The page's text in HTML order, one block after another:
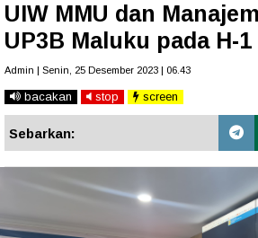
UIW MMU dan
UP3B Maluku pada H-1
Admin | Senin, 25 Desember 2023 | 06.43
bacakan stop screen
Sebarkan: